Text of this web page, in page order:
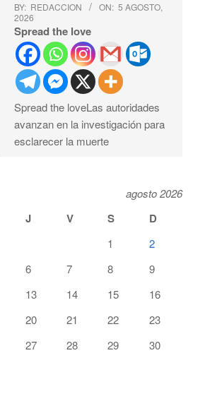
BY: REDACCION ON: 5 AGOSTO,
2026
Spread the love
Spread the loveLas autoridades
avanzan en la investigación para
esclarecer la muerte
agosto 2026
J V S D
1
2
6 7 8
9
13 14 15
16
20 21 22
23
27 28 29
30